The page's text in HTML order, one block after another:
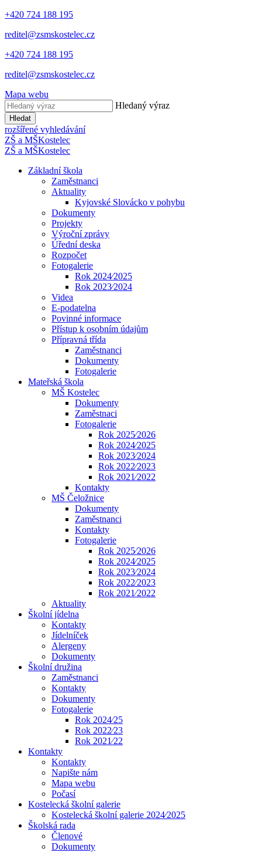
+420 724 188 195
reditel@zsmskostelec.cz
+420 724 188 195
reditel@zsmskostelec.cz
Mapa webu
Hledaný výraz
Hledat
rozšířené vyhledávání
ZŠ a MŠKostelec
ZŠ a MŠKostelec
Základní škola
Zaměstnanci
Aktuality
Kyjovské Slovácko v pohybu
Dokumenty
Projekty
Výroční zprávy
Úřední deska
Rozpočet
Fotogalerie
Rok 2024⁄2025
Rok 2023⁄2024
Videa
E-podatelna
Povinné informace
Přístup k osobním údajům
Přípravná třída
Zaměstnanci
Dokumenty
Fotogalerie
Mateřská škola
MŠ Kostelec
Dokumenty
Zaměstnaci
Fotogalerie
Rok 2025⁄2026
Rok 2024⁄2025
Rok 2023⁄2024
Rok 2022⁄2023
Rok 2021⁄2022
Kontakty
MŠ Čeložnice
Dokumenty
Zaměstnanci
Kontakty
Fotogalerie
Rok 2025⁄2026
Rok 2024⁄2025
Rok 2023⁄2024
Rok 2022⁄2023
Rok 2021⁄2022
Aktuality
Školní jídelna
Kontakty
Jídelníček
Alergeny
Dokumenty
Školní družina
Zaměstnanci
Kontakty
Dokumenty
Fotogalerie
Rok 2024⁄25
Rok 2022⁄23
Rok 2021⁄22
Kontakty
Kontakty
Napište nám
Mapa webu
Počasí
Kostelecká školní galerie
Kostelecká školní galerie 2024⁄2025
Školská rada
Členové
Dokumenty